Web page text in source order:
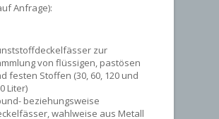
Anfrage):
zur
von flüssigen, pastösen
festen Stoffen (30, 60, 120 und
Liter)
beziehungsweise
wahlweise aus Metall